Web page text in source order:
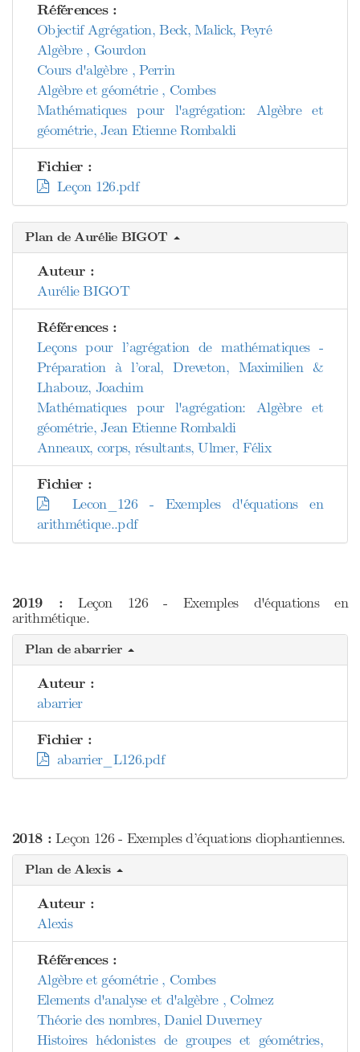
Références :
Objectif Agrégation, Beck, Malick, Peyré
Algèbre , Gourdon
Cours d'algèbre , Perrin
Algèbre et géométrie , Combes
Mathématiques pour l'agrégation: Algèbre et
géométrie, Jean Etienne Rombaldi
Fichier :
Leçon 126.pdf
Plan de Aurélie BIGOT
Auteur :
Aurélie BIGOT
Références :
Leçons pour l’agrégation de mathématiques -
Préparation à l’oral, Dreveton, Maximilien &
Lhabouz, Joachim
Mathématiques pour l'agrégation: Algèbre et
géométrie, Jean Etienne Rombaldi
Anneaux, corps, résultants, Ulmer, Félix
Fichier :
Lecon_126 - Exemples d'équations en
arithmétique..pdf
2019 :Leçon 126 - Exemples d'équations en
arithmétique.
Plan de abarrier
Auteur :
abarrier
Fichier :
abarrier_L126.pdf
2018 :Leçon 126 - Exemples d’équations diophantiennes.
Plan de Alexis
Auteur :
Alexis
Références :
Algèbre et géométrie , Combes
Elements d'analyse et d'algèbre , Colmez
Théorie des nombres, Daniel Duverney
Histoires hédonistes de groupes et géométries,